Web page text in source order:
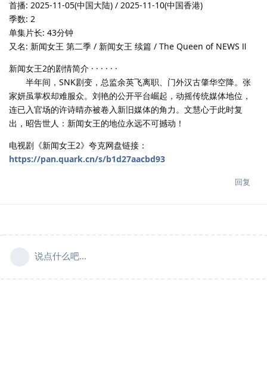
首播: 2025-11-05(中国大陆) / 2025-11-10(中国香港)
季数: 2
单集片长: 43分钟
又名: 新闻女王 第二季 / 新闻女王 续篇 / The Queen of NEWS Ⅱ
新闻女王2的剧情简介 · · · · · ·
半年间，SNK剧变，总监余英飞离职、门外汉古肇华空降。张
家妍虽掌权却难服众。刘艳的公开平台崛起，动摇传统媒体地位，
连已入官场的许诗晴亦被卷入新旧媒体的角力。文慧心于此时复
出，昭告世人：新闻女王的地位永远不可撼动！
电视剧《新闻女王2》夸克网盘链接：
https://pan.quark.cn/s/b1d27aacbd93
回复
说点什么吧...